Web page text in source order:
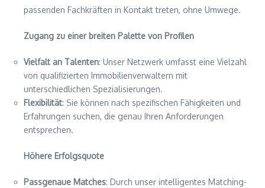
passenden Fachkräften in Kontakt treten, ohne Umwege.
Zugang zu einer breiten Palette von Profilen
Vielfalt an Talenten: Unser Netzwerk umfasst eine Vielzahl
von qualifizierten Immobilienverwaltern mit
unterschiedlichen Spezialisierungen.
Flexibilität: Sie können nach spezifischen Fähigkeiten und
Erfahrungen suchen, die genau Ihren Anforderungen
entsprechen.
Höhere Erfolgsquote
Passgenaue Matches: Durch unser intelligentes Matching-